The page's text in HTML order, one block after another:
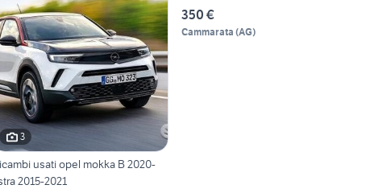
3
usati opel mokka B 2020-
2015-2021
350 €
Cammarata (AG)